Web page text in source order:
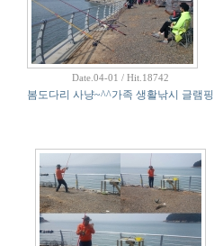
Date.04-01 / Hit.18742
봄도다리 사냥~^^가족 생활낚시 글램핑